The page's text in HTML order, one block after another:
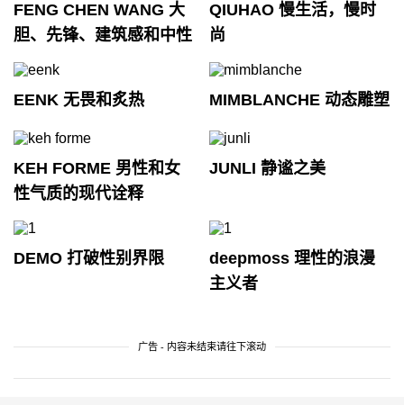
FENG CHEN WANG 大
胆、先锋、建筑感和中性
QIUHAO 慢生活，慢时
尚
EENK 无畏和炙热 MIMBLANCHE 动态雕塑
KEH FORME 男性和女
性气质的现代诠释
JUNLI 静谧之美
DEMO 打破性别界限
deepmoss 理性的浪漫
主义者
广告 - 内容未结束请往下滚动